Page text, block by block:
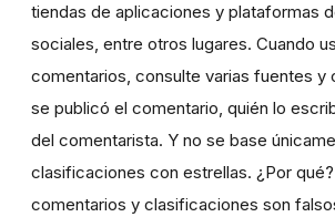
tiendas de aplicaciones y plataformas
sociales, entre otros lugares. Cuando
comentarios, consulte varias fuentes y
se publicó el comentario, quién lo
del comentarista. Y no se base
clasificaciones con estrellas. ¿Por
comentarios y clasificaciones son